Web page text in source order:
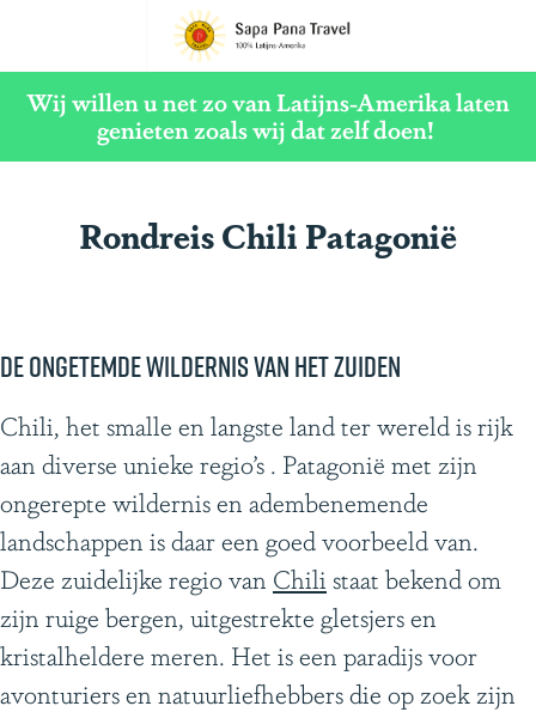
G
n
a
r
o
e
p
a
g
e
Wij willen u net zo van Latijns-Amerika laten
genieten zoals wij dat zelf doen!
Rondreis Chili Patagonië
De ongetemde wildernis van het Zuiden
Chili, het smalle en langste land ter wereld is rijk
aan diverse unieke regio’s . Patagonië met zijn
ongerepte wildernis en adembenemende
landschappen is daar een goed voorbeeld van.
Deze zuidelijke regio van Chili staat bekend om
zijn ruige bergen, uitgestrekte gletsjers en
kristalheldere meren. Het is een paradijs voor
avonturiers en natuurliefhebbers die op zoek zijn